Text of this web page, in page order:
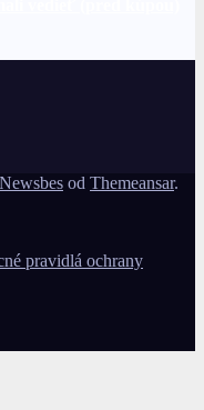
Newsbes od Themeansar.
pravidlá ochrany